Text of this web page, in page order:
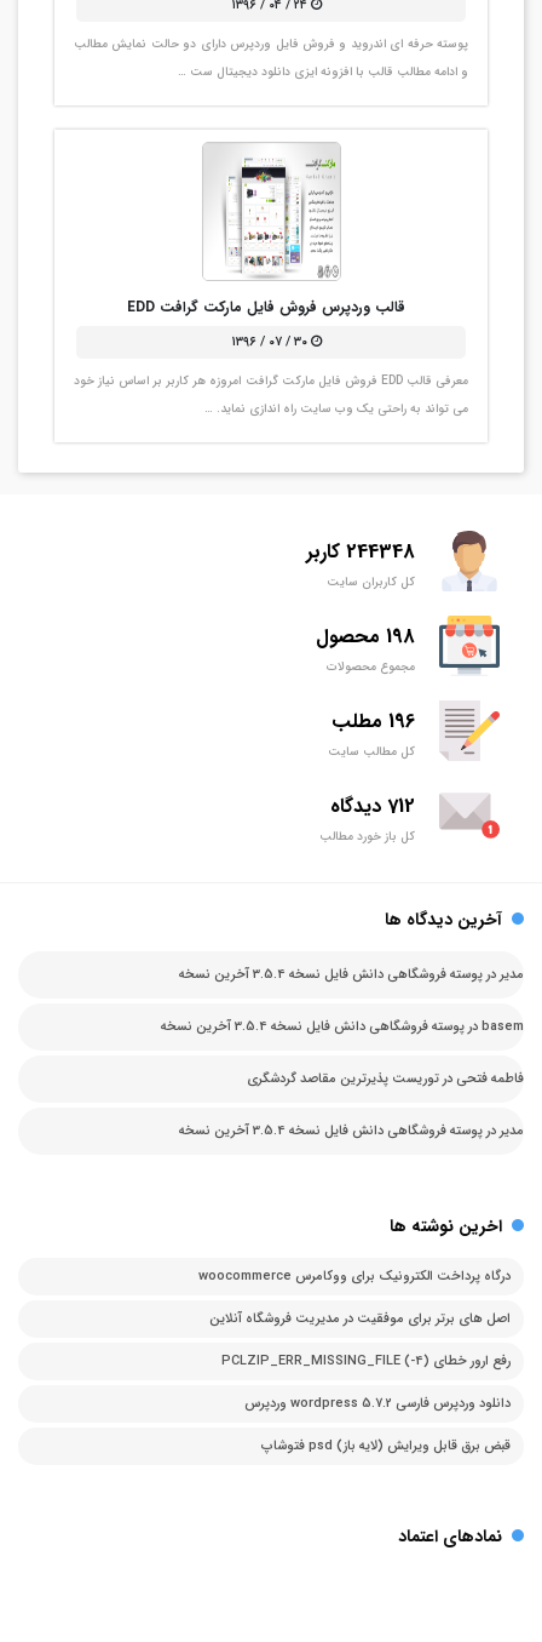
۲۴ / ۰۴ / ۱۳۹۶
پوسته حرفه ای اندروید و فروش فایل وردپرس دارای دو حالت نمایش مطالب
و ادامه مطالب قالب با افزونه ایزی دانلود دیجیتال ست …
قالب وردپرس فروش فایل مارکت گرافت EDD
۳۰ / ۰۷ / ۱۳۹۶
معرفی قالب EDD فروش فایل مارکت گرافت امروزه هر کاربر بر اساس نیاز خود
می تواند به راحتی یک وب سایت راه اندازی نماید. …
244348 کاربر
کل کاربران سایت
198 محصول
مجموع محصولات
196 مطلب
کل مطالب سایت
712 دیدگاه
کل باز خورد مطالب
آخرین دیدگاه ها
مدیردرپوسته فروشگاهی دانش فایل نسخه 3.5.4 آخرین نسخه
basemدرپوسته فروشگاهی دانش فایل نسخه 3.5.4 آخرین نسخه
فاطمه فتحی درتوریست پذیرترین مقاصد گردشگری
مدیردرپوسته فروشگاهی دانش فایل نسخه 3.5.4 آخرین نسخه
اخرین نوشته ها
درگاه پرداخت الکترونیک برای ووکامرس woocommerce
اصل های برتر برای موفقیت در مدیریت فروشگاه آنلاین
رفع ارور خطای PCLZIP_ERR_MISSING_FILE (-4)
دانلود وردپرس فارسی 5.7.2 wordpress وردپرس
قبض برق قابل ویرایش (لایه باز) psd فتوشاپ
نمادهای اعتماد